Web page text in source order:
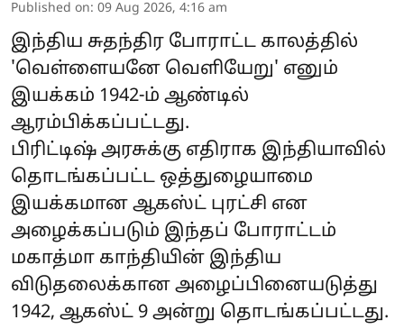
Published on: 09 Aug 2026, 4:16 am
இந்திய சுதந்திர போராட்ட காலத்தில்
'வெள்ளையனே வெளியேறு' எனும்
இயக்கம் 1942-ம் ஆண்டில்
ஆரம்பிக்கப்பட்டது.
பிரிட்டிஷ் அரசுக்கு எதிராக இந்தியாவில்
தொடங்கப்பட்ட ஒத்துழையாமை
இயக்கமான ஆகஸ்ட் புரட்சி என
அழைக்கப்படும் இந்தப் போராட்டம்
மகாத்மா காந்தியின் இந்திய
விடுதலைக்கான அழைப்பினையடுத்து
1942, ஆகஸ்ட் 9 அன்று தொடங்கப்பட்டது.